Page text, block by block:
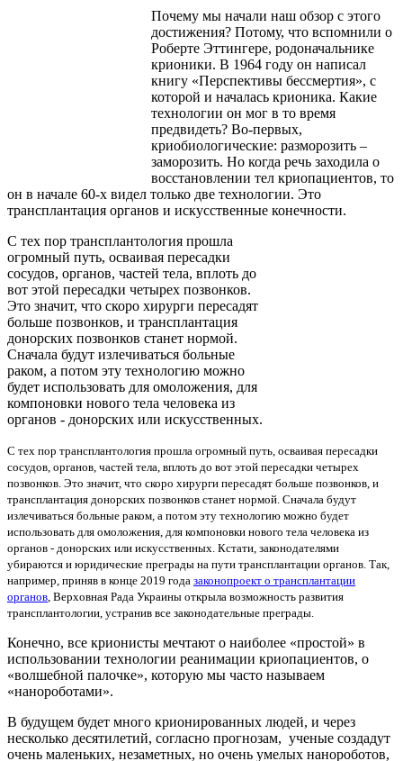
Почему мы начали наш обзор с этого
достижения? Потому, что вспомнили о
Роберте Эттингере, родоначальнике
крионики. В 1964 году он написал
книгу «Перспективы бессмертия», с
которой и началась крионика. Какие
технологии он мог в то время
предвидеть? Во-первых,
криобиологические: разморозить –
заморозить. Но когда речь заходила о
восстановлении тел криопациентов, то
он в начале 60-х видел только две технологии. Это
трансплантация органов и искусственные конечности.
С тех пор трансплантология прошла
огромный путь, осваивая пересадки
сосудов, органов, частей тела, вплоть до
вот этой пересадки четырех позвонков.
Это значит, что скоро хирурги пересадят
больше позвонков, и трансплантация
донорских позвонков станет нормой.
Сначала будут излечиваться больные
раком, а потом эту технологию можно
будет использовать для омоложения, для
компоновки нового тела человека из
органов - донорских или искусственных.
С тех пор трансплантология прошла огромный путь, осваивая пересадки
сосудов, органов, частей тела, вплоть до вот этой пересадки четырех
позвонков. Это значит, что скоро хирурги пересадят больше позвонков, и
трансплантация донорских позвонков станет нормой. Сначала будут
излечиваться больные раком, а потом эту технологию можно будет
использовать для омоложения, для компоновки нового тела человека из
органов - донорских или искусственных. Кстати, законодателями
убираются и юридические преграды на пути трансплантации органов. Так,
например, приняв в конце 2019 года законопроект о трансплантации
органов, Верховная Рада Украины открыла возможность развития
трансплантологии, устранив все законодательные преграды.
Конечно, все крионисты мечтают о наиболее «простой» в
использовании технологии реанимации криопациентов, о
«волшебной палочке», которую мы часто называем
«нанороботами».
В будущем будет много крионированных людей, и через
несколько десятилетий, согласно прогнозам, ученые создадут
очень маленьких, незаметных, но очень умелых нанороботов,